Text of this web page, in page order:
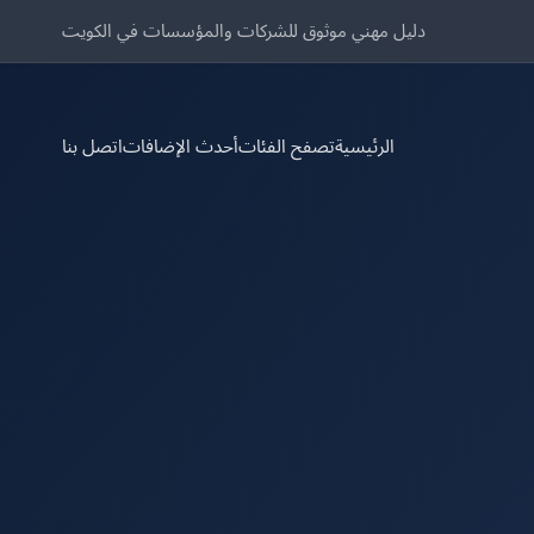
دليل مهني موثوق للشركات والمؤسسات في الكويت
الرئيسيةتصفح الفئاتأحدث الإضافاتاتصل بنا